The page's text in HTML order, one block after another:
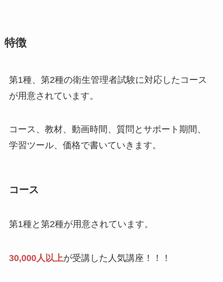
特徴
第1種、第2種の衛生管理者試験に対応したコース
が用意されています。
コース、教材、動画時間、質問とサポート期間、
学習ツール、価格で書いていきます。
コース
第1種と第2種が用意されています。
30,000人以上が受講した人気講座！！！